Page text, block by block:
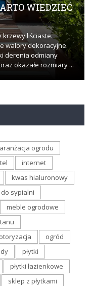
WIEDZIEĆ
krzewy liściaste.
walory dekoracyjne.
derenia odmiany
okazałe rozmiary ...
aranżacja ogrodu
internet
kwas hialuronowy
sypialni
meble ogrodowe
ogród
płytki
płytki łazienkowe
sklep z płytkami